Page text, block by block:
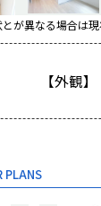
が異なる場合は現
【外観】
PLANS